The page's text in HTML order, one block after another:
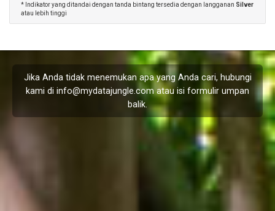
* Indikator yang ditandai dengan tanda bintang tersedia dengan langganan Silver
atau lebih tinggi
Jika Anda tidak menemukan apa yang Anda cari, hubungi
kami di info@mydatajungle.comatau isi formulir umpan
balik